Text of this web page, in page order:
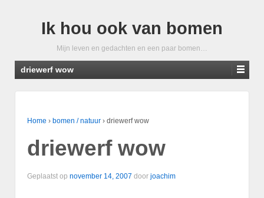
Ik hou ook van bomen
Mijn leven en gedachten en een paar bomen…
driewerf wow
Home › bomen / natuur › driewerf wow
driewerf wow
Geplaatst op november 14, 2007 door joachim